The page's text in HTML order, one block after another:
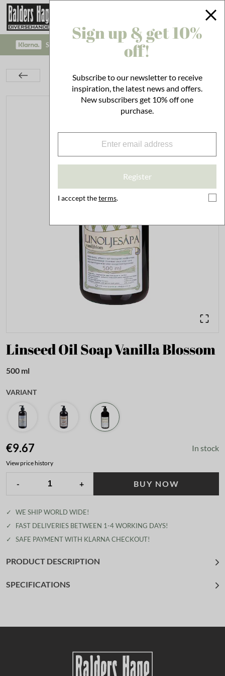
SAFE PAYMENT WITH KLARNA CHECKOUT!
Linseed Oil Soap Vanilla Blossom
Linseed Oil Soap Vanilla Blossom
500 ml
VARIANT
€9.67 In stock
View price history
- + BUY NOW
✓
WE SHIP WORLD WIDE!
✓
FAST DELIVERIES BETWEEN 1-4 WORKING DAYS!
✓
SAFE PAYMENT WITH KLARNA CHECKOUT!
PRODUCT DESCRIPTION
SPECIFICATIONS
Sign up & get 10%
off!
Subscribe to our newsletter to receive
inspiration, the latest news and offers.
New subscribers get 10% off one
purchase.
Register
I acccept theterms.